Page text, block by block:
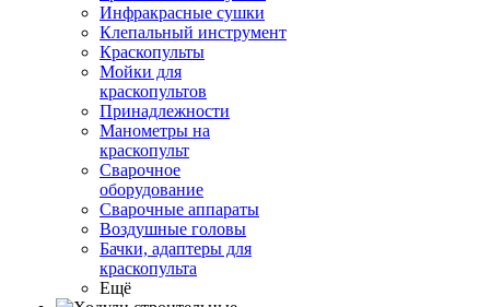
Инфракрасные сушки
Клепальный инструмент
Краскопульты
Мойки для
краскопультов
Принадлежности
Манометры на
краскопульт
Сварочное
оборудование
Сварочные аппараты
Воздушные головы
Бачки, адаптеры для
краскопульта
Ещё